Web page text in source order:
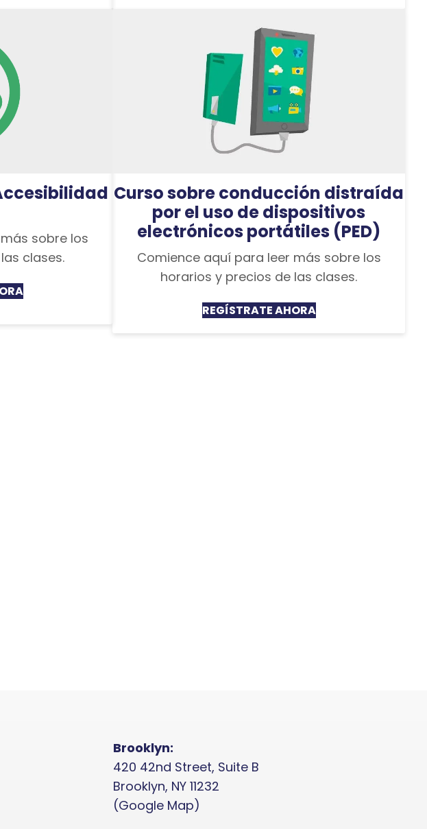
sobre los
clases.
Curso sobre conducción distraída
por el uso de dispositivos
electrónicos portátiles (PED)
Comience aquí para leer más sobre los
horarios y precios de las clases.
REGÍSTRATE AHORA
Brooklyn:
420 42nd Street, Suite B
Brooklyn, NY 11232
(Google Map)